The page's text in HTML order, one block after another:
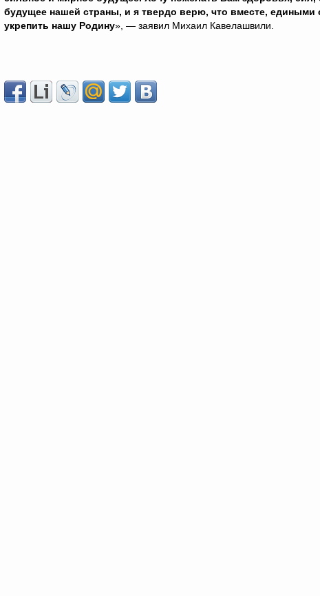
будущее нашей страны, и я твердо верю, что вместе,
укрепить нашу Родину», — заявил Михаил Кавелашвили.